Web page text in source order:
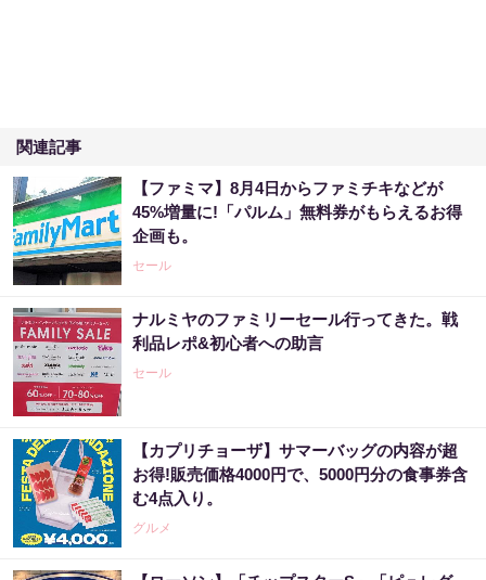
関連記事
【ファミマ】8月4日からファミチキなどが
45%増量に!「パルム」無料券がもらえるお得
企画も。
セール
ナルミヤのファミリーセール行ってきた。戦
利品レポ&初心者への助言
セール
【カプリチョーザ】サマーバッグの内容が超
お得!販売価格4000円で、5000円分の食事券含
む4点入り。
グルメ